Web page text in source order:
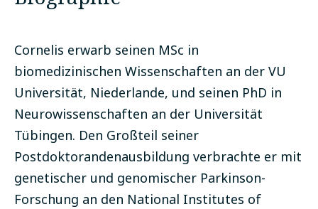
Cornelis erwarb seinen MSc in
biomedizinischen Wissenschaften an der VU
Universität, Niederlande, und seinen PhD in
Neurowissenschaften an der Universität
Tübingen. Den Großteil seiner
Postdoktorandenausbildung verbrachte er mit
genetischer und genomischer Parkinson-
Forschung an den National Institutes of